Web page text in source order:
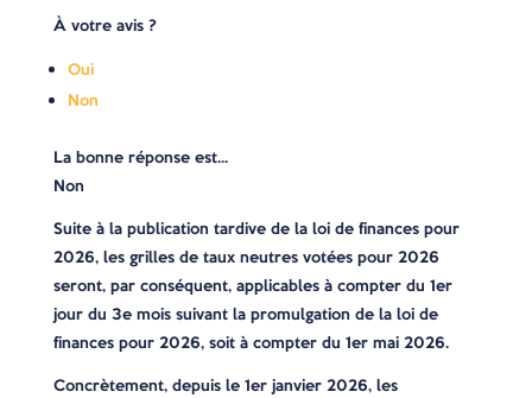
À votre avis ?
Oui
Non
La bonne réponse est…
Non
Suite à la publication tardive de la loi de finances pour
2026, les grilles de taux neutres votées pour 2026
seront, par conséquent, applicables à compter du 1er
jour du 3e mois suivant la promulgation de la loi de
finances pour 2026, soit à compter du 1er mai 2026.
Concrètement, depuis le 1er janvier 2026, les